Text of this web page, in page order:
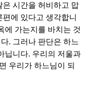
은 시간을 허비하고 맙
에 있다고 생각합니
에 가는지를 바치는 것
. 그러나 판단은 하느
닙니다. 우리의 저울과
우리가 하느님이 되